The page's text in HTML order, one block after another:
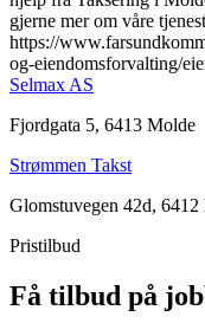
gjerne mer om våre
https://
og-eiendomsforvalting/
Selmax AS
Fjordgata 5, 6413 Molde
Strømmen Takst
Glomstuvegen 42d,
Pristilbud
Få tilbud på